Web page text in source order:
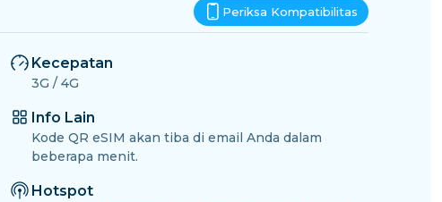
Periksa Kompatibilitas
Kecepatan
3G / 4G
Info Lain
Kode QR eSIM akan tiba di email Anda dalam
beberapa menit.
Hotspot